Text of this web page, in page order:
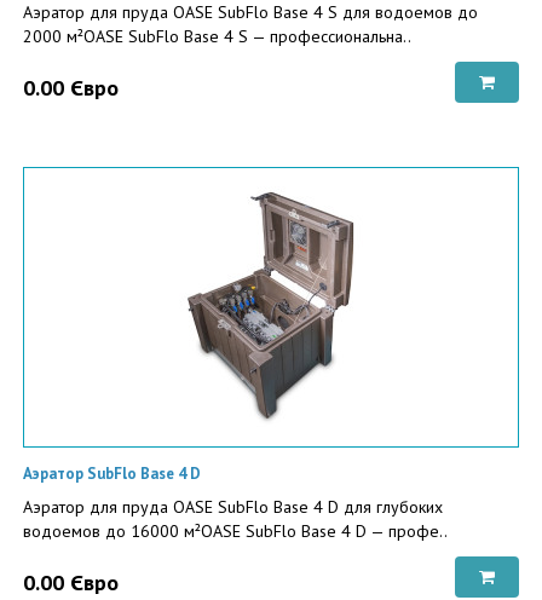
Аэратор для пруда OASE SubFlo Base 4 S для водоемов до
2000 м²OASE SubFlo Base 4 S — профессиональна..
0.00 Євро
Аэратор SubFlo Base 4 D
Аэратор для пруда OASE SubFlo Base 4 D для глубоких
водоемов до 16000 м²OASE SubFlo Base 4 D — профе..
0.00 Євро